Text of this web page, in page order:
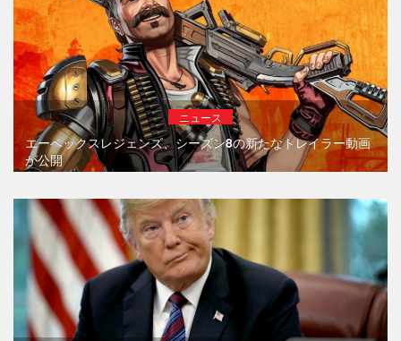
ニュース
エーペックスレジェンズ、シーズン8の新たなトレイラー動画
が公開